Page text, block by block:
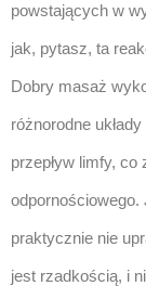
powstających w
jak, pytasz, ta
Dobry masaż
różnorodne
przepływ limfy, co
praktycznie nie
jest rzadkością, i